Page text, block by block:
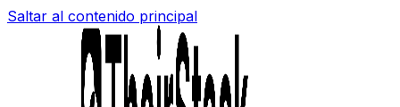
Saltar al contenido principal